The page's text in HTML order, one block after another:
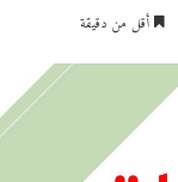
أقل من دقيقة